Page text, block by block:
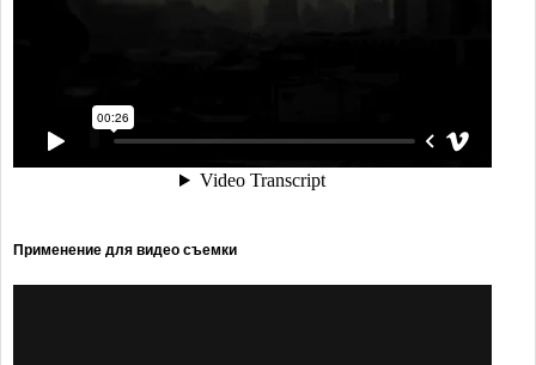
Применение для видео съемки